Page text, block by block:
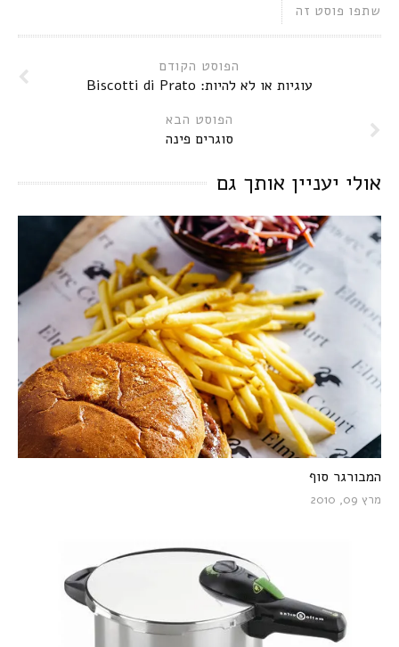
שתפו פוסט זה
הפוסט הקודם
עוגיות או לא להיות: Biscotti di Prato
הפוסט הבא
סוגרים פינה
אולי יעניין אותך גם
המבורגר סוף
מרץ 09, 2010